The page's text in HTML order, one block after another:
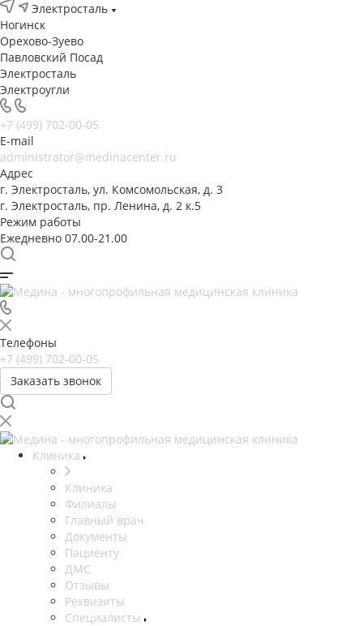
Электросталь
Ногинск
Орехово-Зуево
Павловский Посад
Электросталь
Электроугли
+7 (499) 702-00-05
E-mail
administrator@medinacenter.ru
Адрес
г. Электросталь, ул. Комсомольская, д. 3
г. Электросталь, пр. Ленина, д. 2 к.5
Режим работы
Ежедневно 07.00-21.00
Телефоны
+7 (499) 702-00-05
Заказать звонок
Клиника
Клиника
Филиалы
Главный врач
Документы
Пациенту
ДМС
Отзывы
Реквизиты
Специалисты